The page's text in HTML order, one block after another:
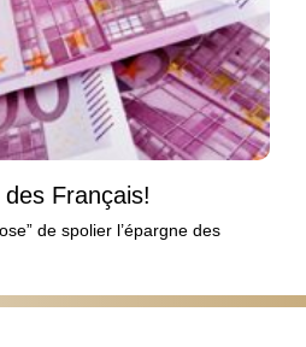
Français!
de spolier l’épargne des